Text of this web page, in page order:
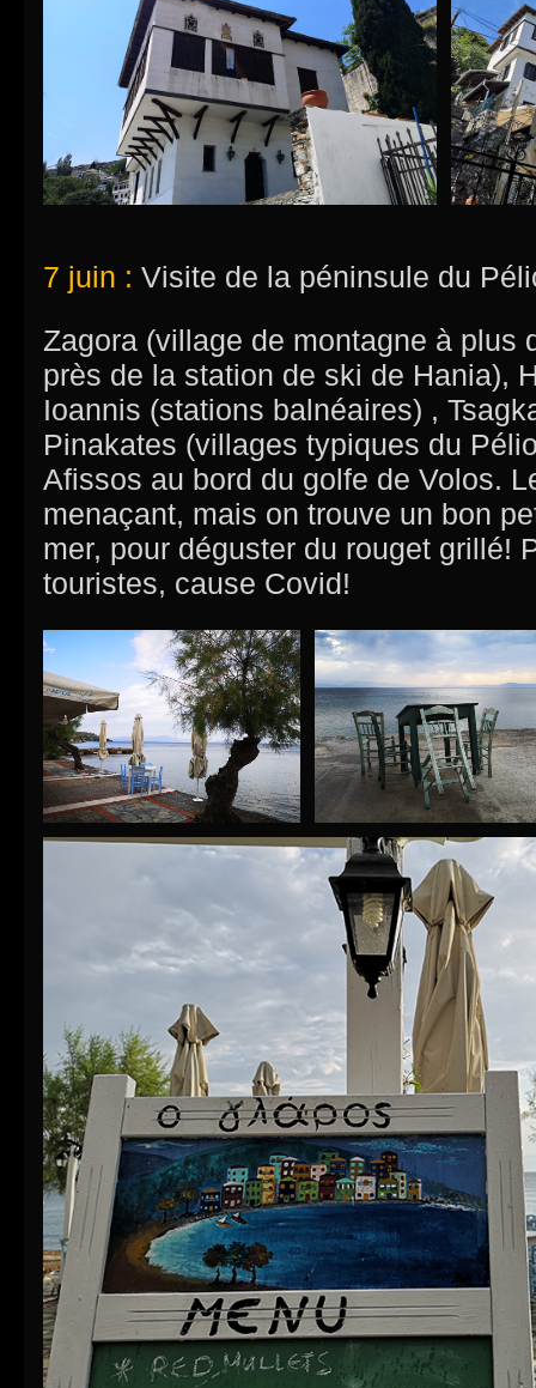
7 juin : Visite de la péninsule du
Zagora (village de montagne à plus
près de la station de ski de Hania),
Ioannis (stations balnéaires) ,
Pinakates (villages typiques du
Afissos au bord du golfe de Volos.
menaçant, mais on trouve un bon
mer, pour déguster du rouget grillé!
touristes, cause Covid!